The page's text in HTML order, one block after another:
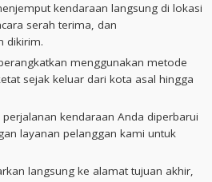
kendaraan langsung di lokasi
serah terima, dan
dikirim.
menggunakan metode
sejak keluar dari kota asal hingga
kendaraan Anda diperbarui
layanan pelanggan kami untuk
langsung ke alamat tujuan akhir,